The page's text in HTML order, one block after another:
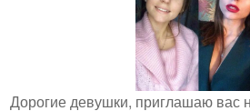
Дорогие девушки, приглашаю вас